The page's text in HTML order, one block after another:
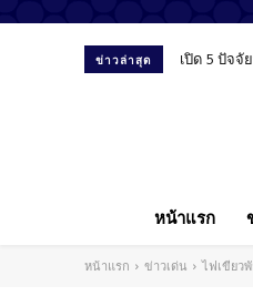
ข่าวล่าสุด เปิด 5 ปัจจั
หน้าแรก
หน้าแรก ข่าวเด่น ไฟเขียว